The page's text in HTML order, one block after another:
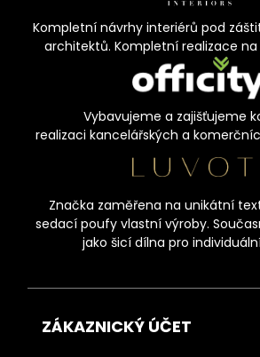
Kompletní návrhy interiérů pod
architektů. Kompletní realizace na
Vybavujeme a zajišťujeme
realizaci kancelářských a
Značka zaměřena na unikátní
sedací poufy vlastní výroby.
jako šicí dílna pro
ZÁKAZNICKÝ ÚČET